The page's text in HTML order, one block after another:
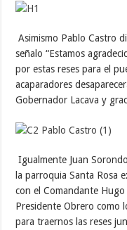
Asimismo Pablo Castro
señalo “Estamos
por estas reses para el
acaparadores
Gobernador Lacava y
Igualmente Juan
la parroquia Santa Rosa
con el Comandante
Presidente Obrero como
para traernos las reses